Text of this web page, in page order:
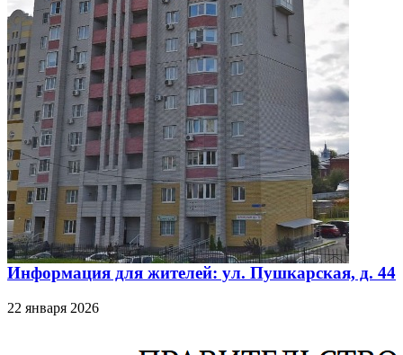
Информация для жителей: ул. Пушкарская, д. 44
22 января 2026